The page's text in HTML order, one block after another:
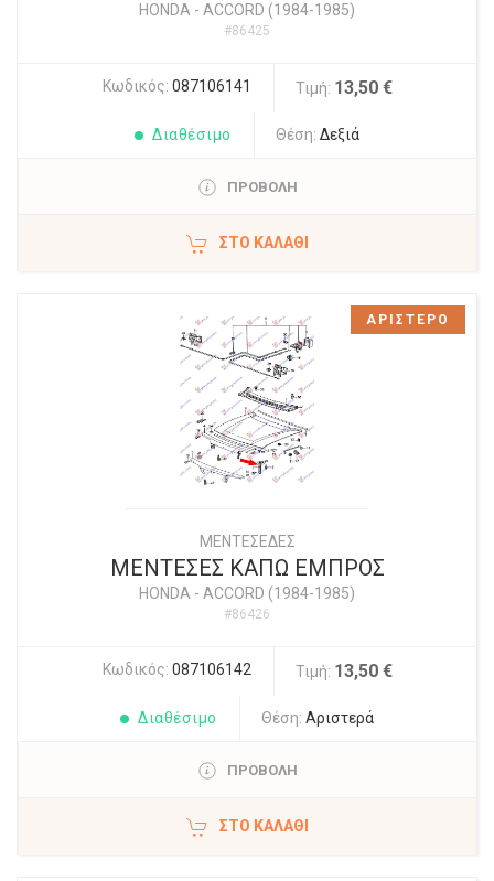
HONDA - ACCORD (1984-1985)
#86425
Κωδικός: 087106141 Τιμή: 13,50 €
Διαθέσιμο Θέση: Δεξιά
ΠΡΟΒΟΛΗ
ΣΤΟ ΚΑΛΆΘΙ
ΜΕΝΤΕΣΕΔΕΣ
ΜΕΝΤΕΣΕΣ ΚΑΠΩ ΕΜΠΡΟΣ
HONDA - ACCORD (1984-1985)
#86426
Κωδικός: 087106142 Τιμή: 13,50 €
Διαθέσιμο Θέση: Αριστερά
ΠΡΟΒΟΛΗ
ΣΤΟ ΚΑΛΆΘΙ
ΑΡΙΣΤΕΡΟ